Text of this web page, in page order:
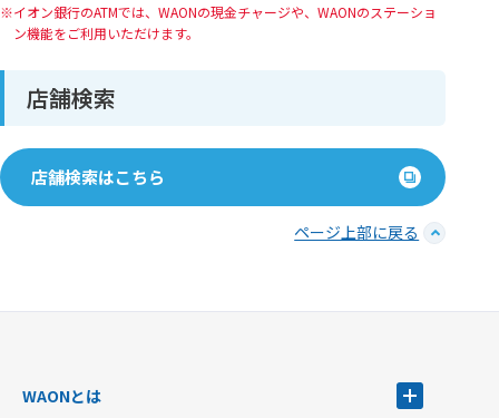
イオン銀⾏のATMでは、WAONの現⾦チャージや、WAONのステーショ
ン機能をご利⽤いただけます。
店舗検索
店舗検索はこちら
ページ上部に戻る
WAONとは